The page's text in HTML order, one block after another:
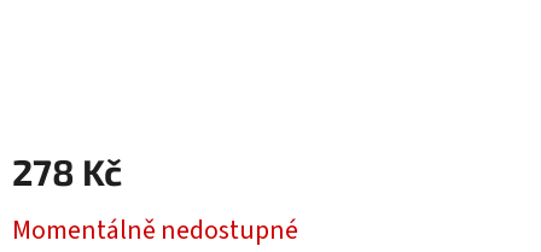
278 Kč
cena:
Momentálně nedostupné